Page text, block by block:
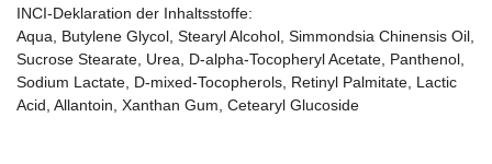
INCI-Deklaration der Inhaltsstoffe:
Aqua, Butylene Glycol, Stearyl Alcohol, Simmondsia Chinensis Oil,
Sucrose Stearate, Urea, D-alpha-Tocopheryl Acetate, Panthenol,
Sodium Lactate, D-mixed-Tocopherols, Retinyl Palmitate, Lactic
Acid, Allantoin, Xanthan Gum, Cetearyl Glucoside